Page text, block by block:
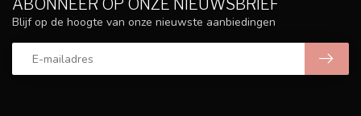
ABONNEER OP ONZE NIEUWSBRIEF
Blijf op de hoogte van onze nieuwste aanbiedingen